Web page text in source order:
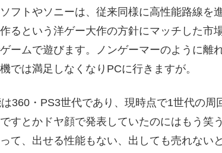
フトやソニーは、従来同様に高性能路線を
るという洋ゲー大作の方針にマッチした市
ームで遊びます。ノンゲーマーのように離
では満足しなくなりPCに行きますが。
360・PS3世代であり、現時点で1世代の
すとかドヤ顔で発表していたのにはもう笑
て、出せる性能もない、出しても売れない